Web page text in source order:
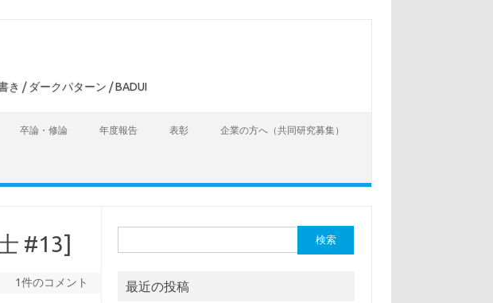
き / ダークパターン / BADUI
卒論・修論 年度報告 表彰 企業の方へ（共同研究募集）
#13]
1件のコメント
索:
最近の投稿